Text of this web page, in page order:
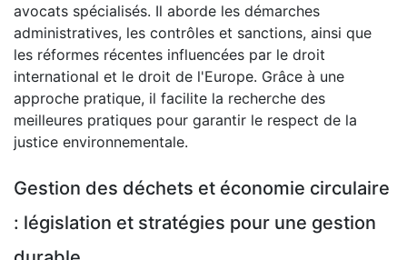
avocats spécialisés. Il aborde les démarches
administratives, les contrôles et sanctions, ainsi que
les réformes récentes influencées par le droit
international et le droit de l'Europe. Grâce à une
approche pratique, il facilite la recherche des
meilleures pratiques pour garantir le respect de la
justice environnementale.
Gestion des déchets et économie circulaire
: législation et stratégies pour une gestion